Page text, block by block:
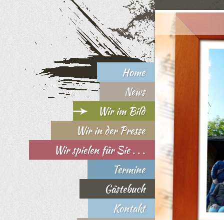
Home
News
Wir im Bild
Wir in der Presse
Wir spielen für Sie . . .
Termine
Gästebuch
Kontakt